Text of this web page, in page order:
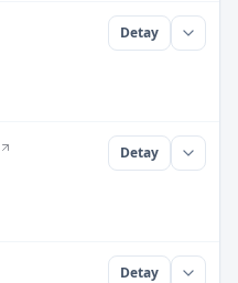
Detay
Detay
Detay